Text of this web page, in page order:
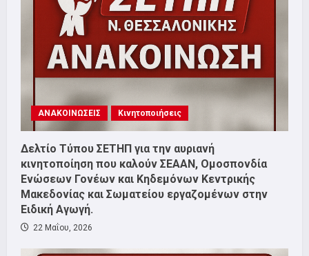
ΑΝΑΚΟΙΝΩΣΕΙΣ Κινητοποιήσεις
Δελτίο Τύπου ΣΕΤΗΠ για την αυριανή
κινητοποίηση που καλούν ΣΕΑΑΝ, Ομοσπονδία
Ενώσεων Γονέων και Κηδεμόνων Κεντρικής
Μακεδονίας και Σωματείου εργαζομένων στην
Ειδική Αγωγή.
22 Μαΐου, 2026